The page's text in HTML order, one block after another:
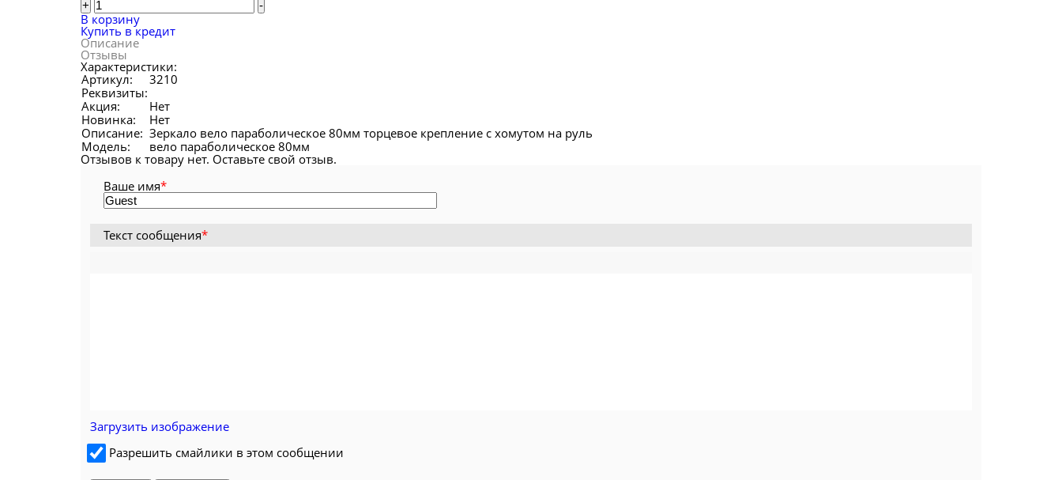
+ -
В корзину
Купить в кредит
Описание
Отзывы
Характеристики:
Артикул:
3210
Реквизиты:
Акция:
Нет
Новинка:
Нет
Описание: Зеркало вело параболическое 80мм торцевое крепление с хомутом на руль
Модель:
вело параболическое 80мм
Отзывов к товару нет. Оставьте свой отзыв.
Ваше имя*
Текст сообщения*
Загрузить изображение
Разрешить смайлики в этом сообщении